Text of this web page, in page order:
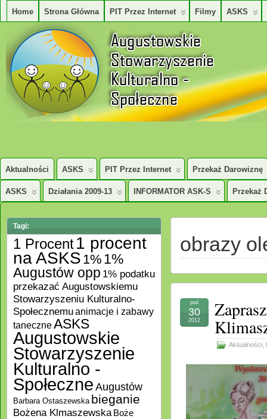
Home Strona Główna PIT Przez Internet Filmy ASKS
AUGUSTOWSKIE STOWARZYSZENE KULTURALNO – SPOŁECZNE
Aktualności ASKS PIT Przez Internet Przekaż Darowiznę
ASKS Działania 2009-13 INFORMATOR ASK-S Przekaż
obrazy
Aktualności
paź
30
2012
Tagi:
1 Procent1 procent
na ASKS 1% 1%
Augustów opp 1% podatku
przekazać Augustowskiemu
Stowarzyszeniu Kulturalno-
Społecznemuanimacje i zabawy
taneczneASKS
Augustowskie
Stowarzyszenie
Kulturalno -
Społeczne Augustów
Barbara Ostaszewska bieganie
Bożena Klmaszewska Boże